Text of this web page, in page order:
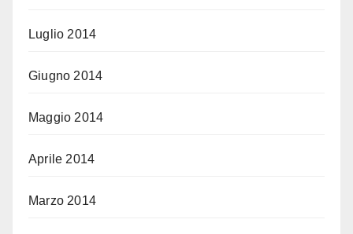
Luglio 2014
Giugno 2014
Maggio 2014
Aprile 2014
Marzo 2014